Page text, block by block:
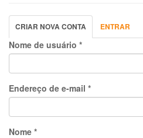
Abas
primárias
CRIAR NOVA CONTA (ABA
ATIVA)
ENTRAR
Nome de usuário *
Endereço de e-mail *
Nome *